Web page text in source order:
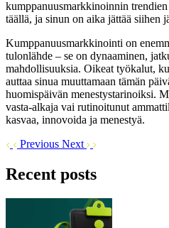
kumppanuusmarkkinoinnin
täällä, ja sinun on aika jättää siihen
Kumppanuusmarkkinointi on
tulonlähde – se on dynaaminen,
mahdollisuuksia. Oikeat työkalut,
auttaa sinua muuttamaan tämän
huomispäivän menestystarinoiksi.
vasta-alkaja vai rutinoitunut
kasvaa, innovoida ja menestyä.
Previous Next
Recent posts